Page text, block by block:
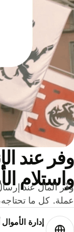
عند
كل ما
إدارة الأموال